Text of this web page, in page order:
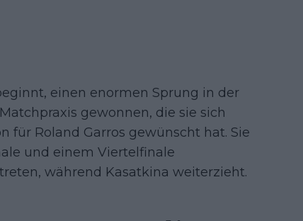
einen enormen Sprung in der
gewonnen, die sie sich
für Roland Garros gewünscht hat. Sie
und einem Viertelfinale
während Kasatkina weiterzieht.